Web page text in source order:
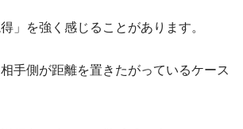
」を強く感じることがあります。
手側が距離を置きたがっているケース